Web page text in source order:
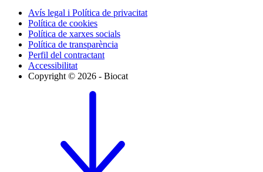
Avís legal i Política de privacitat
Política de cookies
Política de xarxes socials
Política de transparència
Perfil del contractant
Accessibilitat
Copyright © 2026 - Biocat